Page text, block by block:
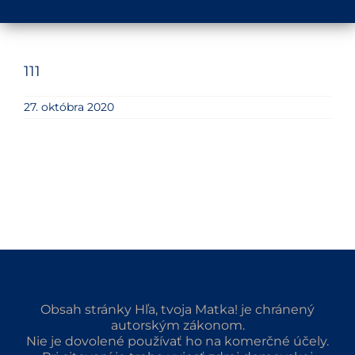
111
27. októbra 2020
Obsah stránky Hľa, tvoja Matka! je chránený
autorským zákonom.
Nie je dovolené používať ho na komerčné účely.